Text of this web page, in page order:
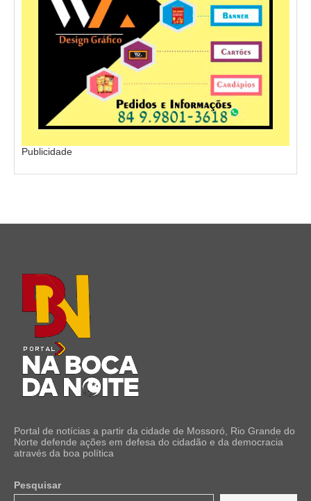
Publicidade
Portal de notícias a partir da cidade de Mossoró, Rio Grande do
Norte defende ações em defesa do cidadão e da democracia
através da boa política
Pesquisar